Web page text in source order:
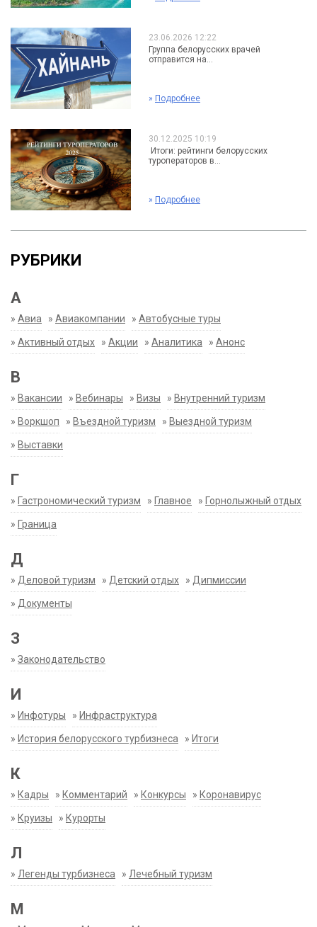
23.06.2026 12:22
Группа белорусских врачей
отправится на...
» Подробнее
30.12.2025 10:19
Итоги: рейтинги белорусских
туроператоров в...
» Подробнее
РУБРИКИ
А
» Авиа » Авиакомпании » Автобусные туры
» Активный отдых » Акции » Аналитика » Анонс
В
» Вакансии » Вебинары » Визы » Внутренний туризм
» Воркшоп » Въездной туризм » Выездной туризм
» Выставки
Г
» Гастрономический туризм » Главное » Горнолыжный отдых
» Граница
Д
» Деловой туризм » Детский отдых » Дипмиссии
» Документы
З
» Законодательство
И
» Инфотуры » Инфраструктура
» История белорусского турбизнеса » Итоги
К
» Кадры » Комментарий » Конкурсы » Коронавирус
» Круизы » Курорты
Л
» Легенды турбизнеса » Лечебный туризм
М